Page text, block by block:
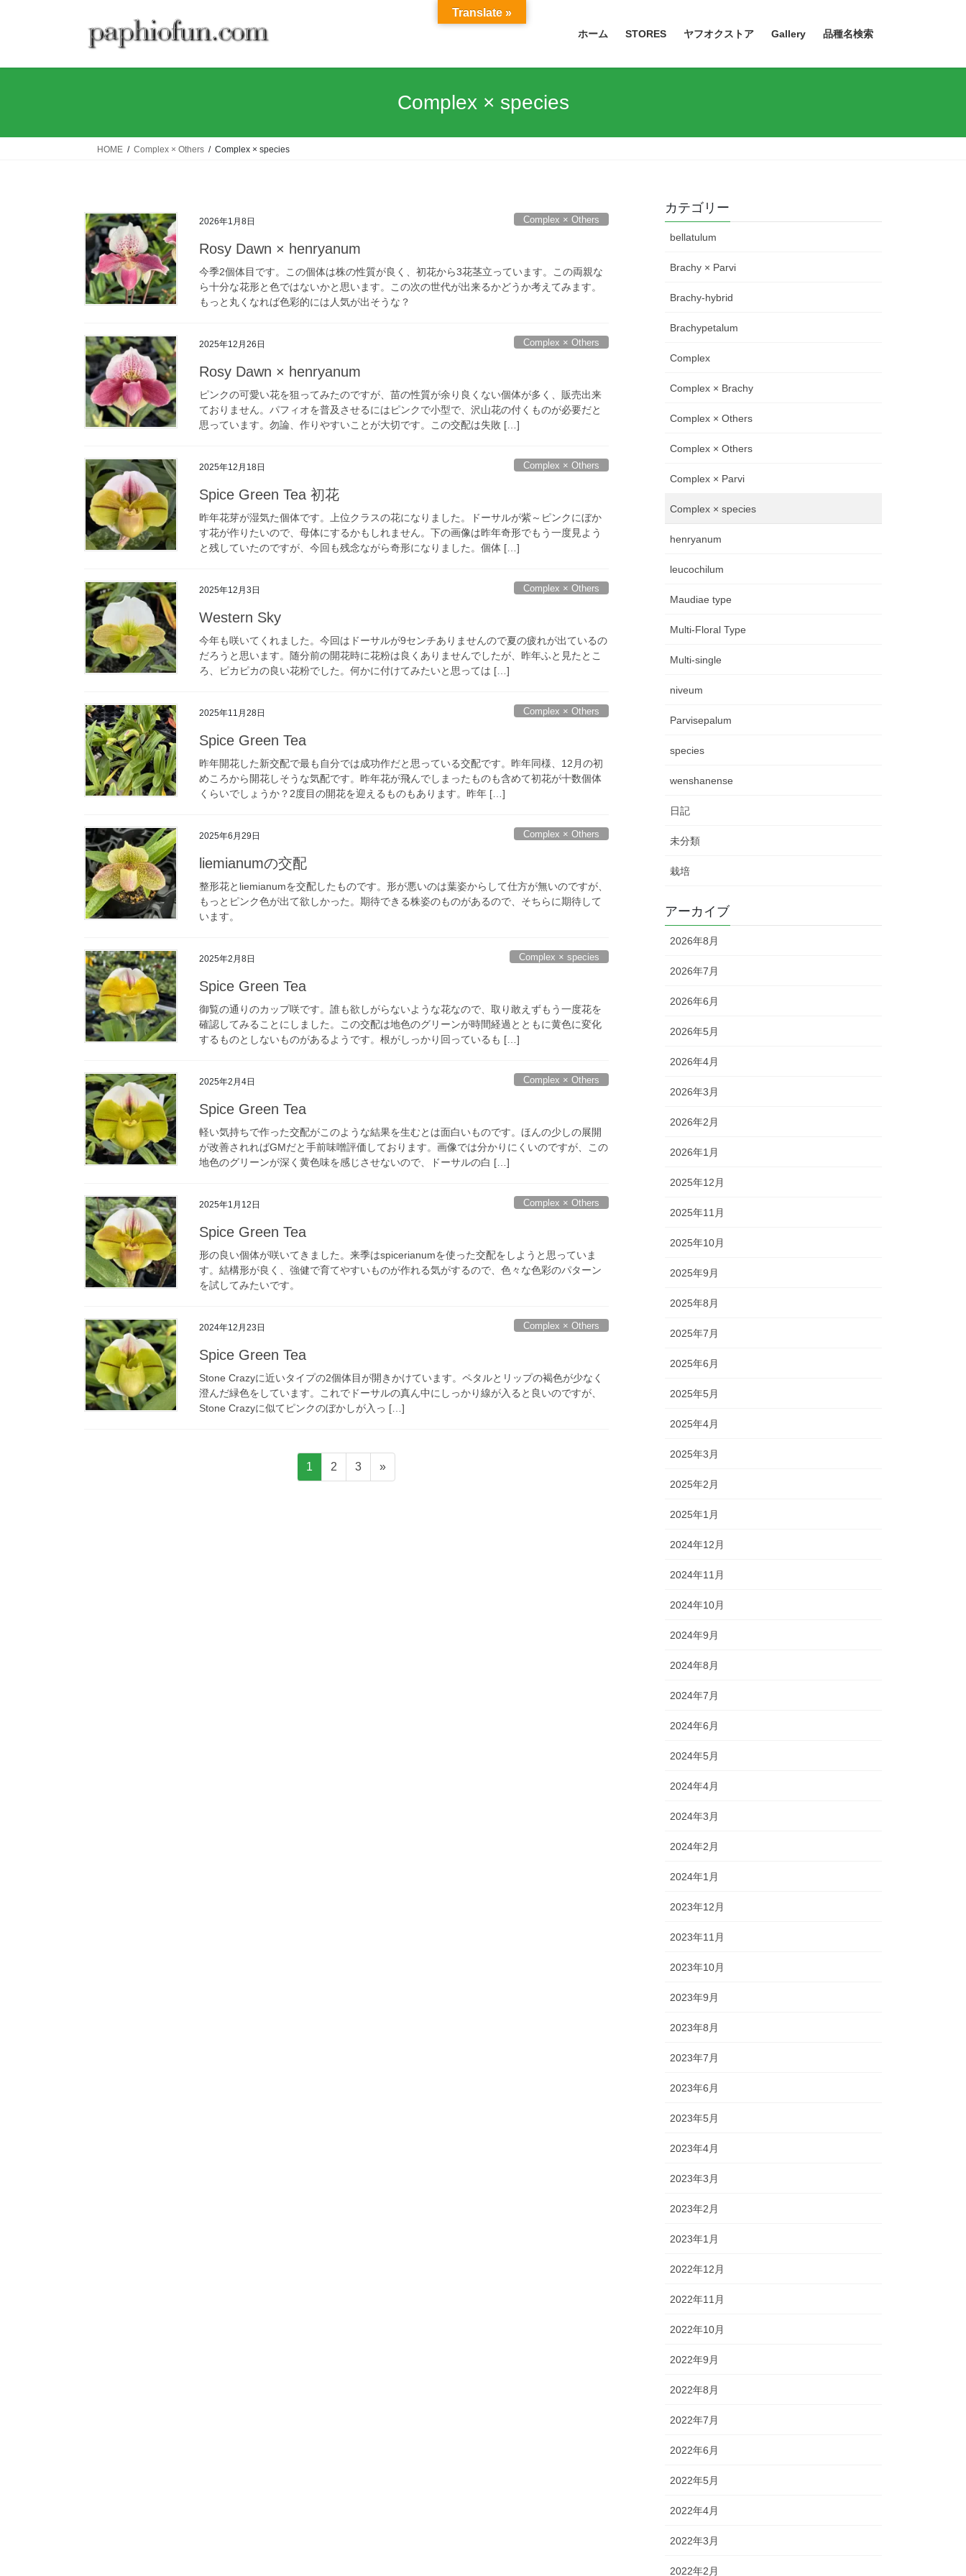
ホーム STORES ヤフオクストア Gallery 品種名検索
Complex × species
HOME Complex × Others Complex × species
2026年1月8日 Complex × Others
Rosy Dawn × henryanum
今季2個体目です。この個体は株の性質が良く、初花から3花茎立っています。この両親な
ら十分な花形と色ではないかと思います。この次の世代が出来るかどうか考えてみます。
もっと丸くなれば色彩的には人気が出そうな？
2025年12月26日 Complex × Others
Rosy Dawn × henryanum
ピンクの可愛い花を狙ってみたのですが、苗の性質が余り良くない個体が多く、販売出来
ておりません。パフィオを普及させるにはピンクで小型で、沢山花の付くものが必要だと
思っています。勿論、作りやすいことが大切です。この交配は失敗 […]
2025年12月18日 Complex × Others
Spice Green Tea 初花
昨年花芽が湿気た個体です。上位クラスの花になりました。ドーサルが紫～ピンクにぼか
す花が作りたいので、母体にするかもしれません。下の画像は昨年奇形でもう一度見よう
と残していたのですが、今回も残念ながら奇形になりました。個体 […]
2025年12月3日 Complex × Others
Western Sky
今年も咲いてくれました。今回はドーサルが9センチありませんので夏の疲れが出ているの
だろうと思います。随分前の開花時に花粉は良くありませんでしたが、昨年ふと見たとこ
ろ、ピカピカの良い花粉でした。何かに付けてみたいと思っては […]
2025年11月28日 Complex × Others
Spice Green Tea
昨年開花した新交配で最も自分では成功作だと思っている交配です。昨年同様、12月の初
めころから開花しそうな気配です。昨年花が飛んでしまったものも含めて初花が十数個体
くらいでしょうか？2度目の開花を迎えるものもあります。昨年 […]
2025年6月29日 Complex × Others
liemianumの交配
整形花とliemianumを交配したものです。形が悪いのは葉姿からして仕方が無いのですが、
もっとピンク色が出て欲しかった。期待できる株姿のものがあるので、そちらに期待して
います。
2025年2月8日 Complex × species
Spice Green Tea
御覧の通りのカップ咲です。誰も欲しがらないような花なので、取り敢えずもう一度花を
確認してみることにしました。この交配は地色のグリーンが時間経過とともに黄色に変化
するものとしないものがあるようです。根がしっかり回っているも […]
2025年2月4日 Complex × Others
Spice Green Tea
軽い気持ちで作った交配がこのような結果を生むとは面白いものです。ほんの少しの展開
が改善されればGMだと手前味噌評価しております。画像では分かりにくいのですが、この
地色のグリーンが深く黄色味を感じさせないので、ドーサルの白 […]
2025年1月12日 Complex × Others
Spice Green Tea
形の良い個体が咲いてきました。来季はspicerianumを使った交配をしようと思っていま
す。結構形が良く、強健で育てやすいものが作れる気がするので、色々な色彩のパターン
を試してみたいです。
2024年12月23日 Complex × Others
Spice Green Tea
Stone Crazyに近いタイプの2個体目が開きかけています。ペタルとリップの褐色が少なく
澄んだ緑色をしています。これでドーサルの真ん中にしっかり線が入ると良いのですが、
Stone Crazyに似てピンクのぼかしが入っ […]
固
定
1
固
定
2
固
定
3 »
カテゴリー
bellatulum
Brachy × Parvi
Brachy-hybrid
Brachypetalum
Complex
Complex × Brachy
Complex × Others
Complex × Others
Complex × Parvi
Complex × species
henryanum
leucochilum
Maudiae type
Multi-Floral Type
Multi-single
niveum
Parvisepalum
species
wenshanense
日記
未分類
栽培
アーカイブ
2026年8月
2026年7月
2026年6月
2026年5月
2026年4月
2026年3月
2026年2月
2026年1月
2025年12月
2025年11月
2025年10月
2025年9月
2025年8月
2025年7月
2025年6月
2025年5月
2025年4月
2025年3月
2025年2月
2025年1月
2024年12月
2024年11月
2024年10月
2024年9月
2024年8月
2024年7月
2024年6月
2024年5月
2024年4月
2024年3月
2024年2月
2024年1月
2023年12月
2023年11月
2023年10月
2023年9月
2023年8月
2023年7月
2023年6月
2023年5月
2023年4月
2023年3月
2023年2月
2023年1月
2022年12月
2022年11月
2022年10月
2022年9月
2022年8月
2022年7月
2022年6月
2022年5月
2022年4月
2022年3月
2022年2月
Translate »